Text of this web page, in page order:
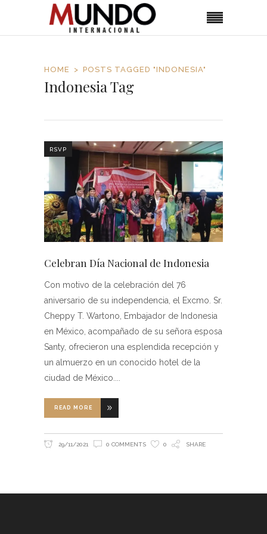
HOME POSTS TAGGED "INDONESIA"
Indonesia Tag
RSVP
Celebran Día Nacional de Indonesia
Con motivo de la celebración del 76
aniversario de su independencia, el Excmo. Sr.
Cheppy T. Wartono, Embajador de Indonesia
en México, acompañado de su señora esposa
Santy, ofrecieron una esplendida recepción y
un almuerzo en un conocido hotel de la
ciudad de México.
READ MORE
29/11/2021 0 COMMENTS 0 SHARE